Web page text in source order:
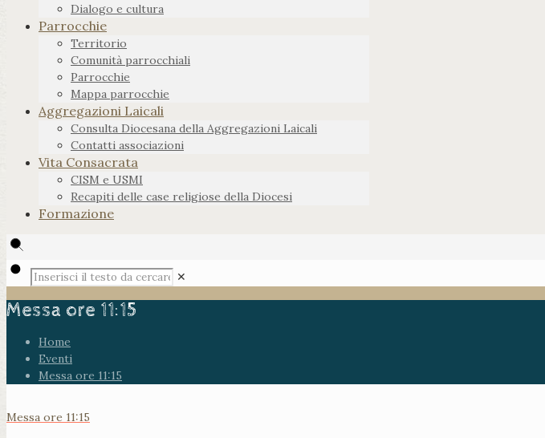
Dialogo e cultura
Parrocchie
Territorio
Comunità parrocchiali
Parrocchie
Mappa parrocchie
Aggregazioni Laicali
Consulta Diocesana della Aggregazioni Laicali
Contatti associazioni
Vita Consacrata
CISM e USMI
Recapiti delle case religiose della Diocesi
Formazione
✕
Messa ore 11:15
Home
Eventi
Messa ore 11:15
Messa ore 11:15